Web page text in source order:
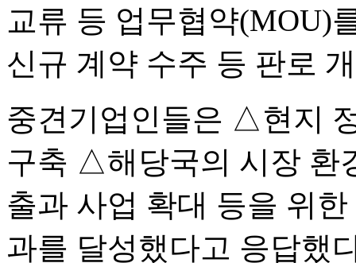
교류 등 업무협약(MOU)
신규 계약 수주 등 판로
중견기업인들은 △현지
구축 △해당국의 시장 환
출과 사업 확대 등을 위
과를 달성했다고 응답했